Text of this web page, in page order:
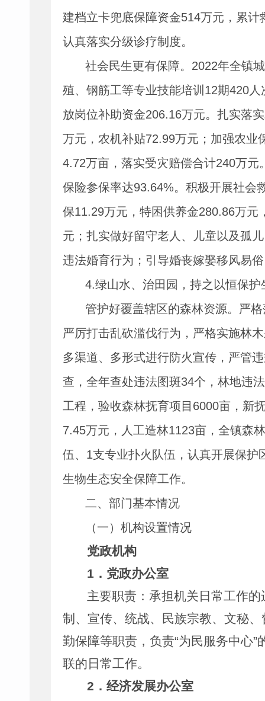
建档立卡兜底保障资金514万元，累计
认真落实分级诊疗制度。
社会民生更有保障。 2022年全镇
殖、钢筋工等专业技能培训 12期420
放岗位补助资金206.16万元。扎实落
万元，农机补贴72.99万元；加强农业
4.72万亩，落实受灾赔偿合计240万元
保险参保率达93.64%。积极开展社会
保11.29万元，特困供养金280.86万元
元；扎实做好留守老人、儿童以及孤
违法婚育行为；引导婚丧嫁娶移风易
4.绿山水、治田园，持之以恒保护
管护好覆盖辖区的森林资源。严
严厉打击乱砍滥伐行为，严格实施林
多渠道、多形式进行防火宣传，严管
查，全年查处违法图斑34个，林地违
工程，验收森林抚育项目 6000亩，新
7.45万元，人工造林1123亩，全镇森
伍、 1支专业扑火队伍，认真开展保护
生物生态安全保障工作。
二、部门基本情况
（一）机构设置情况
党政机构
1 ．党政办公室
主要职责：承担机关日常工作
制、宣传、统战、民族宗教、文秘
勤保障等职责，负责“为民服务中心”
联的日常工作。
2 ．经济发展办公室